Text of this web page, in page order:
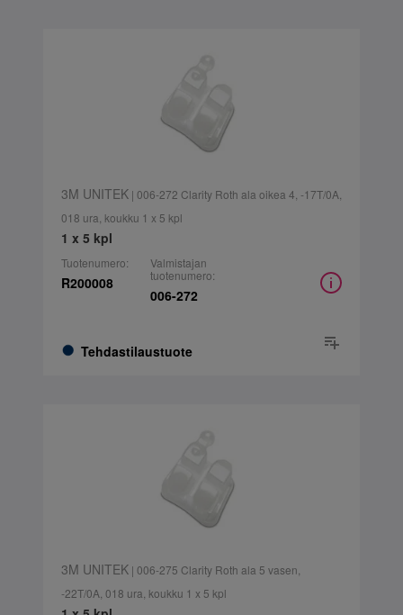
3M UNITEK| 006-272 Clarity Roth ala oikea 4, -17T/0A,
018 ura, koukku 1 x 5 kpl
1 x 5 kpl
Tuotenumero:
R200008
Tehdastilaustuote
Valmistajan
tuotenumero:
006-272
3M UNITEK| 006-275 Clarity Roth ala 5 vasen,
-22T/0A, 018 ura, koukku 1 x 5 kpl